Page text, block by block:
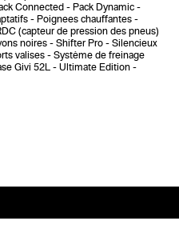
Connected
Pack Dynamic
Poignees chauffantes
(capteur de pression des pneus)
noires Shifter Pro
Silencieux
valises
Système de freinage
Givi 52L
Ultimate Edition